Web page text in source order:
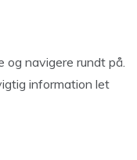
og navigere rundt på.
information let